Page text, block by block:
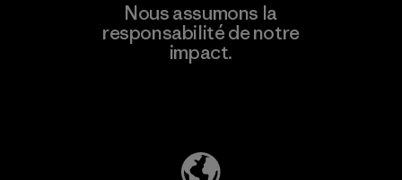
plusNous assumons la
responsabilité de notre
impact.